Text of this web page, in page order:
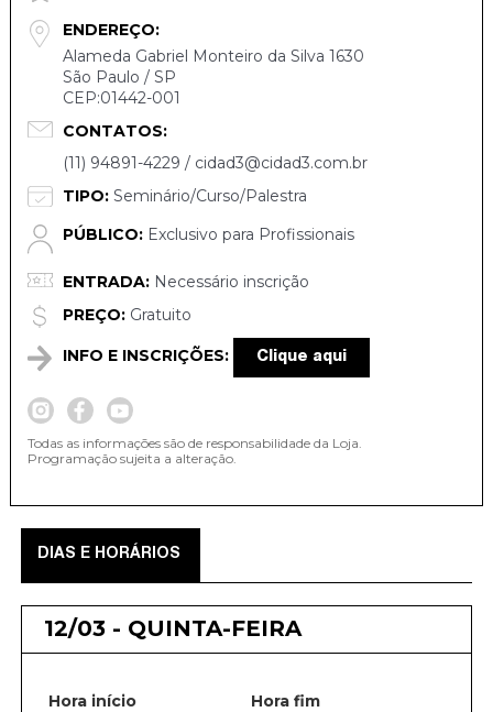
ENDEREÇO:
Alameda Gabriel Monteiro da Silva 1630
São Paulo / SP
CEP:01442-001
CONTATOS:
(11) 94891-4229 / cidad3@cidad3.com.br
TIPO:Seminário/Curso/Palestra
PÚBLICO:Exclusivo para Profissionais
ENTRADA:Necessário inscrição
PREÇO:Gratuito
INFO E INSCRIÇÕES: Clique aqui
Todas as informações são de responsabilidade da Loja.
Programação sujeita a alteração.
DIAS E HORÁRIOS
12/03 - QUINTA-FEIRA
Hora início Hora fim